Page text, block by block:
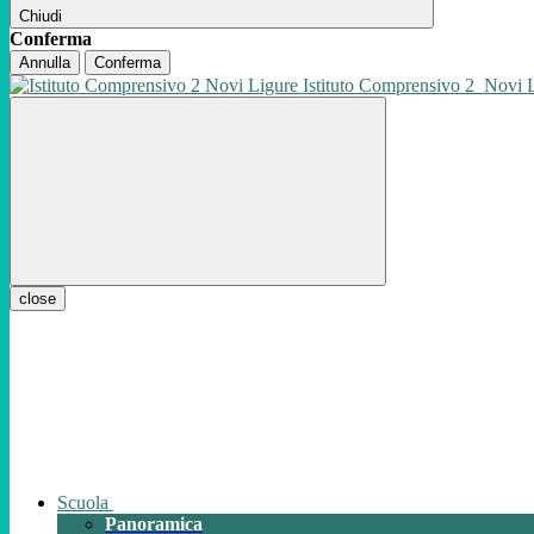
Chiudi
Conferma
Annulla Conferma
Istituto Comprensivo 2 Novi
close
Scuola
Panoramica